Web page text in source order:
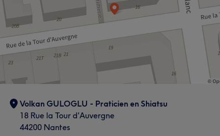
Volkan GULOGLU - Praticien en Shiatsu
18 Rue la Tour d'Auvergne
44200 Nantes